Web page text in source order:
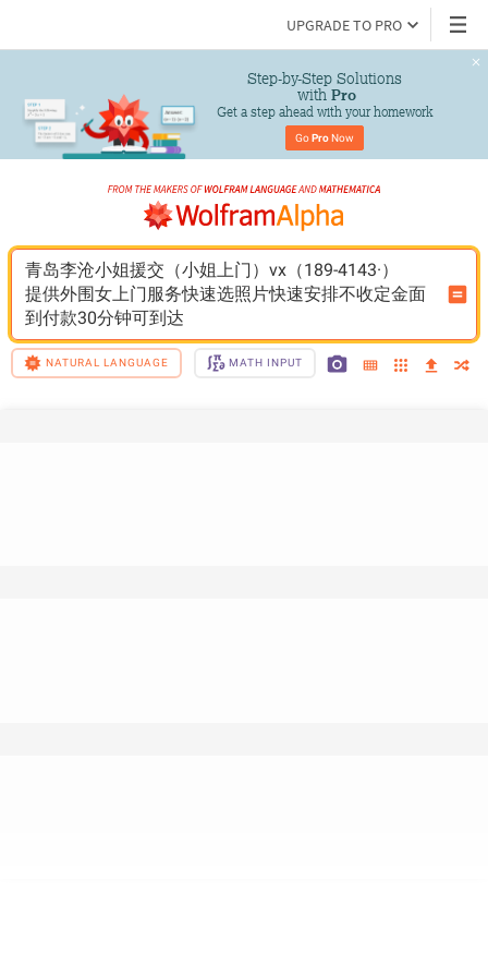
UPGRADE TO PRO
Step-by-Step Solutions
with Pro
Get a step ahead with your homework
Go Pro Now
青岛李沧小姐援交（小姐上门）vx（189-4143·）
提供外围女上门服务快速选照片快速安排不收定金面
到付款30分钟可到达
NATURAL LANGUAGE MATH INPUT